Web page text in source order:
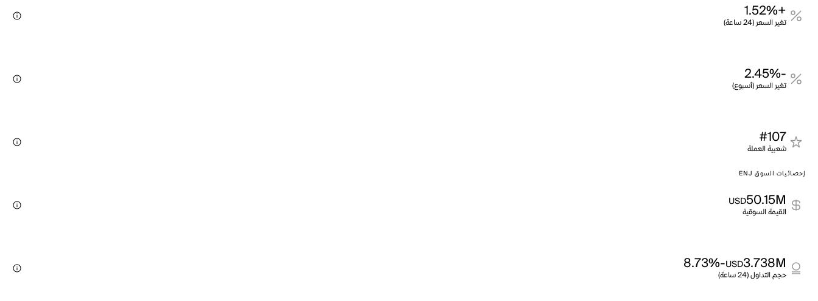
+1.52%
تغير السعر (24 ساعة)
-2.45%
تغير السعر (أسبوع)
#107
شعبية العملة
إحصائيات السوق ENJ
50.15M
USD
القيمة السوقية
3.738M
USD
-8.73%
حجم التداول (24 ساعة)